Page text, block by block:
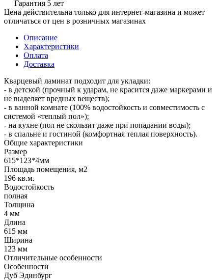
Гарантия 5 лет
Цена действительна только для интернет-магазина и может
отличаться от цен в розничных магазинах
Описание
Характеристики
Оплата
Доставка
Кварцевый ламинат подходит для укладки:
- в детской (прочный к ударам, не красится даже маркерами и
не выделяет вредных веществ);
- в ванной комнате (100% водостойкость и совместимость с
системой «теплый пол»);
- на кухне (пол не скользит даже при попадании воды);
- в спальне и гостиной (комфортная теплая поверхность).
Общие характеристики
Размер
615*123*4мм
Площадь помещения, м2
196 кв.м.
Водостойкость
полная
Толщина
4 мм
Длина
615 мм
Ширина
123 мм
Отличительные особенности
Особенности
Дуб Эдинбург